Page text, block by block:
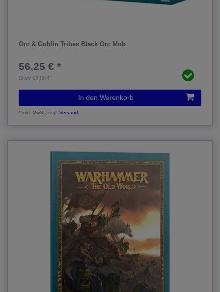
Orc & Goblin Tribes Black Orc Mob
Statt 62,50 €
56,25 € *
In den Warenkorb
*inkl. MwSt. zzgl.Versand